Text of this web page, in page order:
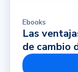
Ebooks
Las
de cambio